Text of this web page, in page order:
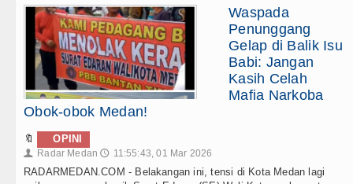
Waspada
Penunggang
Gelap di Balik Isu
Babi: Jangan
Kasih Celah
Mafia Narkoba
Obok-obok Medan!
🔖 OPINI
👤 Radar Medan 🕔 11:55:43, 01 Mar 2026
RADARMEDAN.COM - Belakangan ini, tensi di Kota Medan lagi